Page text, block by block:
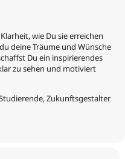
wie Du sie erreichen
deine Träume und Wünsche
Du ein inspirierendes
zu sehen und motiviert
Zukunftsgestalter